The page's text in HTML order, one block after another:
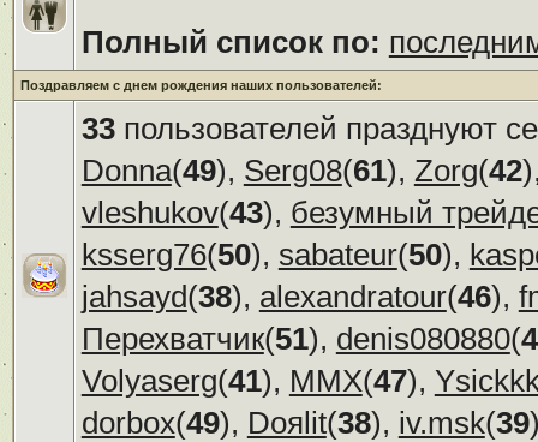
Полный список по:
Поздравляем с днем рождения наших пользователей:
33пользователей празднуют
Donna(49), Serg08(61), Zorg(42
vleshukov(43), безумный
ksserg76(50), sabateur(50),
jahsayd(38), alexandratour(46),
Перехватчик(51), denis080880(
Volyaserg(41), ММХ(47),
dorbox(49), Doяlit(38), iv.msk(39